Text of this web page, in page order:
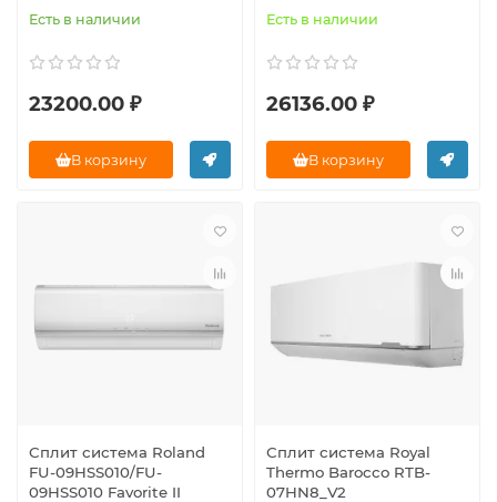
Есть в наличии
23200.00 ₽
В корзину
Есть в наличии
26136.00 ₽
В корзину
Сплит система Roland
FU-09HSS010/FU-
09HSS010 Favorite II
Сплит система Royal
Thermo Barocco RTB-
07HN8_V2